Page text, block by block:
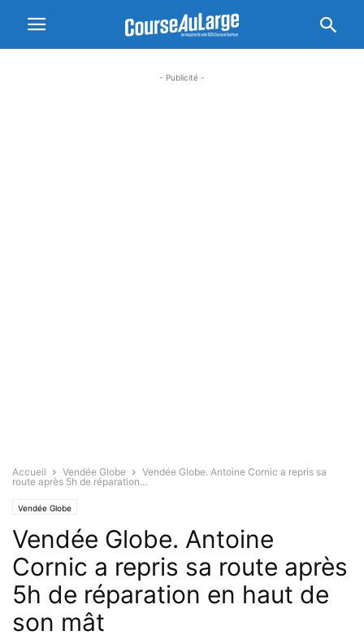
- Publicité -
Accueil Vendée Globe
Vendée Globe. Antoine Cornic a repris sa
route après 5h de réparation...
Vendée Globe
Vendée Globe. Antoine
Cornic a repris sa route après
5h de réparation en haut de
son mât